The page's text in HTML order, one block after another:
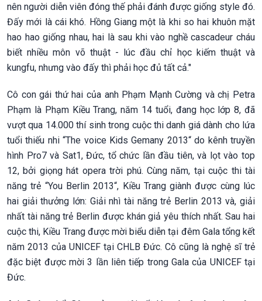
nên người diễn viên đóng thế phải đánh được giống style đó.
Đấy mới là cái khó. Hồng Giang một là khi so hai khuôn mặt
hao hao giống nhau, hai là sau khi vào nghề cascadeur cháu
biết nhiều môn võ thuật - lúc đầu chỉ học kiếm thuật và
kungfu, nhưng vào đấy thì phải học đủ tất cả."
Cô con gái thứ hai của anh Phạm Mạnh Cường và chị Petra
Phạm là Phạm Kiều Trang, năm 14 tuổi, đang học lớp 8, đã
vượt qua 14.000 thí sinh trong cuộc thi danh giá dành cho lứa
tuổi thiếu nhi “The voice Kids Gemany 2013“ do kênh truyền
hình Pro7 và Sat1, Đức, tổ chức lần đầu tiên, và lọt vào top
12, bởi giọng hát opera trời phú. Cùng năm, tại cuộc thi tài
năng trẻ “You Berlin 2013“, Kiều Trang giành được cùng lúc
hai giải thưởng lớn: Giải nhì tài năng trẻ Berlin 2013 và, giải
nhất tài năng trẻ Berlin được khán giả yêu thích nhất. Sau hai
cuộc thi, Kiều Trang được mời biểu diễn tại đêm Gala tổng kết
năm 2013 của UNICEF tại CHLB Đức. Cô cũng là nghệ sĩ trẻ
đặc biệt được mời 3 lần liên tiếp trong Gala của UNICEF tại
Đức.